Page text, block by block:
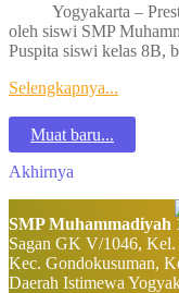
Yogyakarta –
oleh siswi SMP
Puspita siswi kelas 8B,
Selengkapnya...
Muat baru...
Akhirnya
SMP Muhammadiyah
Sagan GK V/1046, Kel.
Kec. Gondokusuman,
Daerah Istimewa